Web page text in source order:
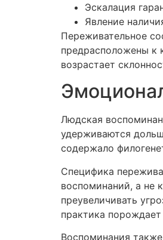
Эскалация
Явление
Переживательное
предрасположены к
возрастает
Людская
удерживаются
содержало
Специфика
воспоминаний, а не
преувеличивать
практика
Воспоминания